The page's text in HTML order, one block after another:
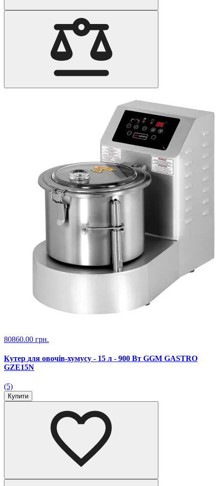
80860.00 грн.
Кутер для овочів-хумусу - 15 л - 900 Вт GGM GASTRO
GZE15N
(5)
Купити